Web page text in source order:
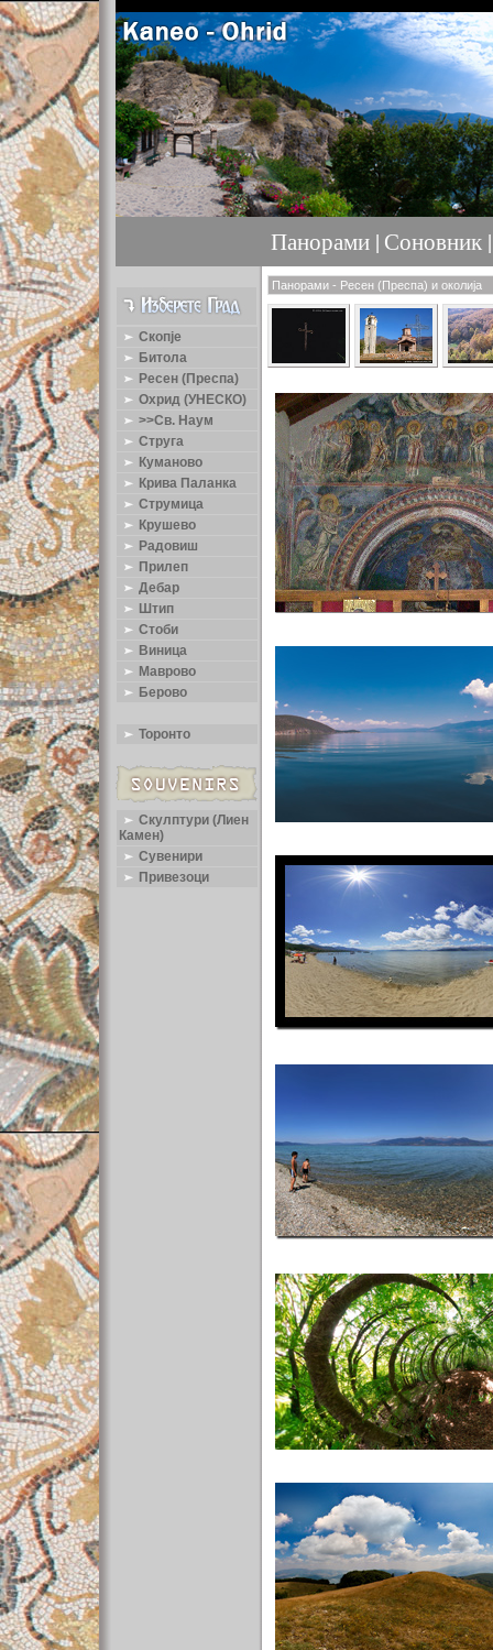
Панорами | Соновник |
Скопје
Битола
Ресен (Преспа)
Охрид (УНЕСКО)
>>Св. Наум
Струга
Куманово
Крива Паланка
Струмица
Крушево
Радовиш
Прилеп
Дебар
Штип
Стоби
Виница
Маврово
Берово
Торонто
Скулптури (Лиен
Камен)
Сувенири
Привезоци
Панорами - Ресен (Преспа) и околија